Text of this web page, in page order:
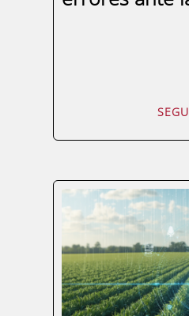
Descubrir un
IVA ya
incomodidad
empresa o
ahora? La buena
normativa